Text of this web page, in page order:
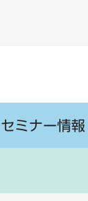
ミナー情報